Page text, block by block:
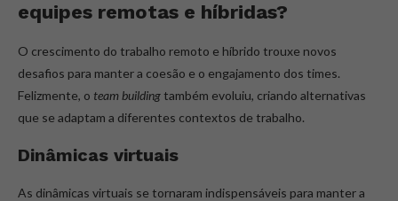
equipes remotas e híbridas?
O crescimento do trabalho remoto e híbrido trouxe novos
desafios para manter a coesão e o engajamento dos times.
Felizmente, o team building também evoluiu, criando alternativas
que se adaptam a diferentes contextos de trabalho.
Dinâmicas virtuais
As dinâmicas virtuais se tornaram indispensáveis para manter a